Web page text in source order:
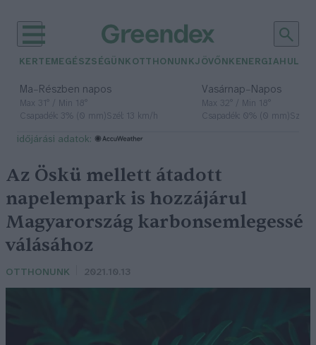
KERTEM EGÉSZSÉGÜNK OTTHONUNKJÖVŐNK ENERGIA
Ma– Részben napos
Max 31° / Min 18°
Csapadék: 3% (0 mm)Szél: 13 km/h
Vasárnap– Napos
Max 32° / Min 18°
Csapadék: 0% (0 mm)Szél:
időjárási adatok:
Az Öskü mellett átadott
napelempark is hozzájárul
Magyarország karbonsemlegessé
válásához
OTTHONUNK 2021.10.13